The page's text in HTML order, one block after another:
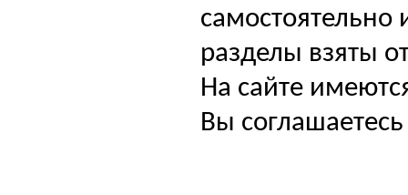
самостоятельно
разделы взяты
На сайте
Вы